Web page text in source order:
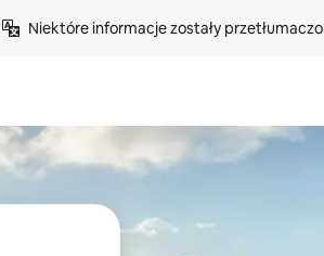
Niektóre informacje zostały